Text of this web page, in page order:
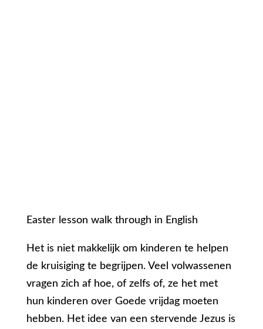
Easter lesson walk through in English
Het is niet makkelijk om kinderen te helpen
de kruisiging te begrijpen. Veel volwassenen
vragen zich af hoe, of zelfs of, ze het met
hun kinderen over Goede vrijdag moeten
hebben. Het idee van een stervende Jezus is